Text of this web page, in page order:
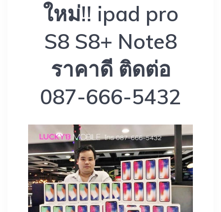
ใหม่!! ipad pro
S8 S8+ Note8
ราคาดี ติดต่อ
087-666-5432